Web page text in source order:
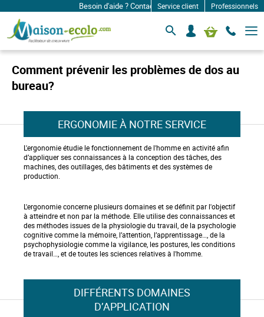
Besoin d'aide ? Contactez-nous à: infos@maison-
Service client Professionnels
c
S
e
c
o
n
c
t
r
Mon panier
Comment prévenir les problèmes de dos au
bureau?
ERGONOMIE À NOTRE SERVICE
L'ergonomie étudie le fonctionnement de l'homme en activité afin
d’appliquer ses connaissances à la conception des tâches, des
machines, des outillages, des bâtiments et des systèmes de
production.
L'ergonomie concerne plusieurs domaines et se définit par l'objectif
à atteindre et non par la méthode. Elle utilise des connaissances et
des méthodes issues de la physiologie du travail, de la psychologie
cognitive comme la mémoire, l’attention, l’apprentissage…, de la
psychophysiologie comme la vigilance, les postures, les conditions
de travail…, et de toutes les sciences relatives à l'homme.
DIFFÉRENTS DOMAINES
D’APPLICATION